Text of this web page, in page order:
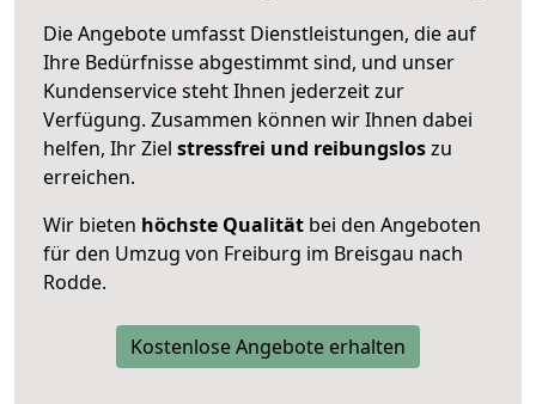
Die Angebote umfasst Dienstleistungen, die auf
Ihre Bedürfnisse abgestimmt sind, und unser
Kundenservice steht Ihnen jederzeit zur
Verfügung. Zusammen können wir Ihnen dabei
helfen, Ihr Ziel stressfrei und reibungsloszu
erreichen.
Wir bieten höchste Qualität bei den Angeboten
für den Umzug von Freiburg im Breisgau nach
Rodde.
Kostenlose Angebote erhalten